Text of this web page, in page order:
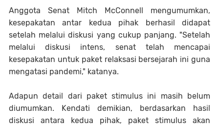
Anggota Senat Mitch McConnell mengumumkan,
kesepakatan antar kedua pihak berhasil didapat
setelah melalui diskusi yang cukup panjang. "Setelah
melalui diskusi intens, senat telah mencapai
kesepakatan untuk paket relaksasi bersejarah ini guna
mengatasi pandemi," katanya.
Adapun detail dari paket stimulus ini masih belum
diumumkan. Kendati demikian, berdasarkan hasil
diskusi antara kedua pihak, paket stimulus akan